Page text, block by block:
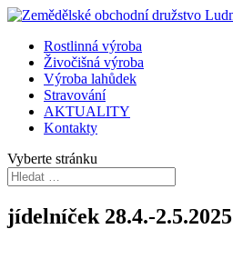
Rostlinná výroba
Živočišná výroba
Výroba lahůdek
Stravování
AKTUALITY
Kontakty
Vyberte stránku
jídelníček 28.4.-2.5.2025